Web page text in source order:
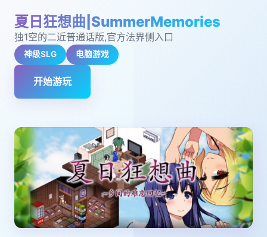
夏日狂想曲|SummerMemories
独1空的二近普通话版,官方法界侧入口
神级SLG 电脑游戏
开始游玩